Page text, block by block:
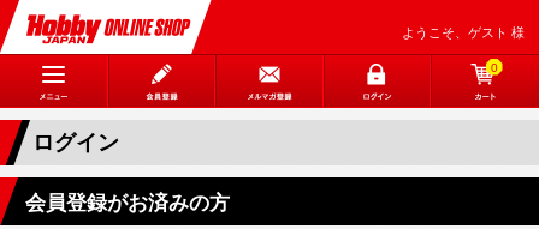
ようこそ、ゲスト 様
0
ログイン
会員登録がお済みの方